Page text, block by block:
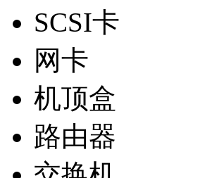
SCSI卡
网卡
机顶盒
路由器